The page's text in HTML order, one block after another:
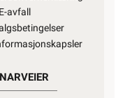
avfall